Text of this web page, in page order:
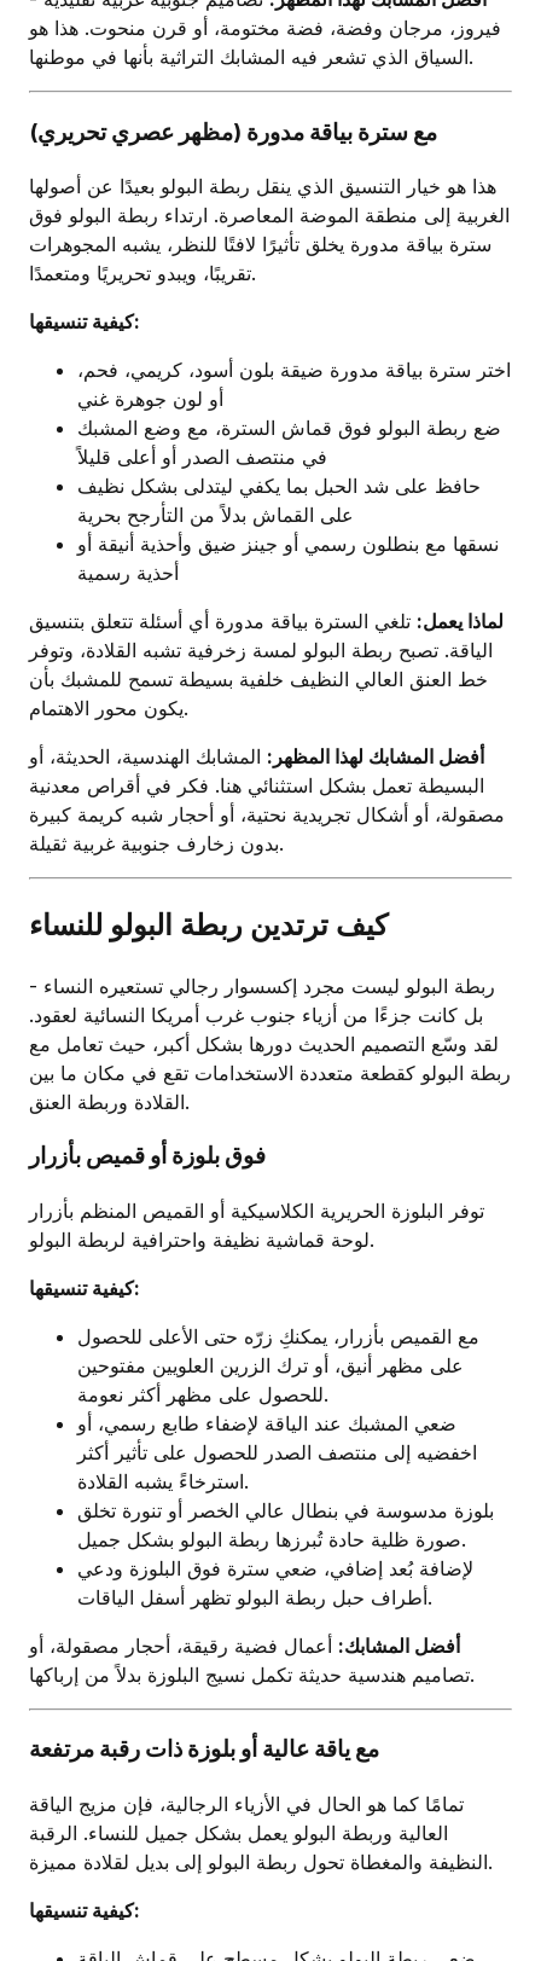
فيروز، مرجان وفضة، فضة مختومة، أو قرن منحوت. هذا هو
السياق الذي تشعر فيه المشابك التراثية بأنها في موطنها.
مع سترة بياقة مدورة (مظهر عصري تحريري)
هذا هو خيار التنسيق الذي ينقل ربطة البولو بعيدًا عن أصولها
الغربية إلى منطقة الموضة المعاصرة. ارتداء ربطة البولو فوق
سترة بياقة مدورة يخلق تأثيرًا لافتًا للنظر، يشبه المجوهرات
تقريبًا، ويبدو تحريريًا ومتعمدًا.
كيفية تنسيقها:
اختر سترة بياقة مدورة ضيقة بلون أسود، كريمي، فحم،
أو لون جوهرة غني
ضع ربطة البولو فوق قماش السترة، مع وضع المشبك
في منتصف الصدر أو أعلى قليلاً
حافظ على شد الحبل بما يكفي ليتدلى بشكل نظيف
على القماش بدلاً من التأرجح بحرية
نسقها مع بنطلون رسمي أو جينز ضيق وأحذية أنيقة أو
أحذية رسمية
لماذا يعمل: تلغي السترة بياقة مدورة أي أسئلة تتعلق بتنسيق
الياقة. تصبح ربطة البولو لمسة زخرفية تشبه القلادة، وتوفر
خط العنق العالي النظيف خلفية بسيطة تسمح للمشبك بأن
يكون محور الاهتمام.
أفضل المشابك لهذا المظهر: المشابك الهندسية، الحديثة، أو
البسيطة تعمل بشكل استثنائي هنا. فكر في أقراص معدنية
مصقولة، أو أشكال تجريدية نحتية، أو أحجار شبه كريمة كبيرة
بدون زخارف جنوبية غربية ثقيلة.
كيف ترتدين ربطة البولو للنساء
ربطة البولو ليست مجرد إكسسوار رجالي تستعيره النساء -
بل كانت جزءًا من أزياء جنوب غرب أمريكا النسائية لعقود.
لقد وسّع التصميم الحديث دورها بشكل أكبر، حيث تعامل مع
ربطة البولو كقطعة متعددة الاستخدامات تقع في مكان ما بين
القلادة وربطة العنق.
فوق بلوزة أو قميص بأزرار
توفر البلوزة الحريرية الكلاسيكية أو القميص المنظم بأزرار
لوحة قماشية نظيفة واحترافية لربطة البولو.
كيفية تنسيقها:
مع القميص بأزرار، يمكنكِ زرّه حتى الأعلى للحصول
على مظهر أنيق، أو ترك الزرين العلويين مفتوحين
للحصول على مظهر أكثر نعومة.
ضعي المشبك عند الياقة لإضفاء طابع رسمي، أو
اخفضيه إلى منتصف الصدر للحصول على تأثير أكثر
استرخاءً يشبه القلادة.
بلوزة مدسوسة في بنطال عالي الخصر أو تنورة تخلق
صورة ظلية حادة تُبرزها ربطة البولو بشكل جميل.
لإضافة بُعد إضافي، ضعي سترة فوق البلوزة ودعي
أطراف حبل ربطة البولو تظهر أسفل الياقات.
أفضل المشابك: أعمال فضية رقيقة، أحجار مصقولة، أو
تصاميم هندسية حديثة تكمل نسيج البلوزة بدلاً من إرباكها.
مع ياقة عالية أو بلوزة ذات رقبة مرتفعة
تمامًا كما هو الحال في الأزياء الرجالية، فإن مزيج الياقة
العالية وربطة البولو يعمل بشكل جميل للنساء. الرقبة
النظيفة والمغطاة تحول ربطة البولو إلى بديل لقلادة مميزة.
كيفية تنسيقها: